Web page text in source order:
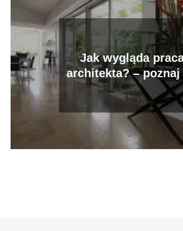
Jak wygląda
architekta? –
największe